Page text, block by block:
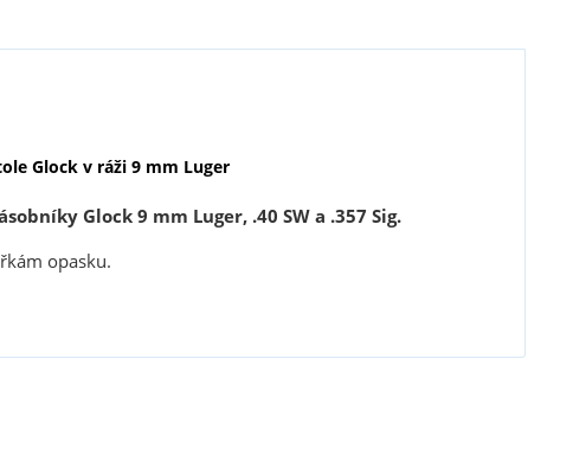
Glock v ráži 9 mm Luger
Glock 9 mm Luger, .40 SW a .357 Sig.
opasku.